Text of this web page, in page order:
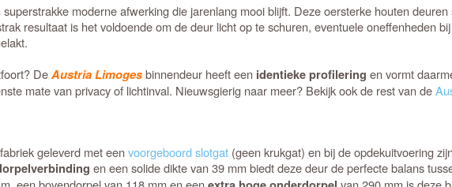
moderne afwerking die jarenlang mooi blijft. Deze oersterke houten
resultaat is het voldoende om de deur licht op te schuren, eventuele oneffenheden
DeAustria Limogesbinnendeur heeft een identieke profilering en vormt
mate van privacy of lichtinval. Nieuwsgierig naar meer? Bekijk ook de rest van de
geleverd met eenvoorgeboord slotgat (geen krukgat) en bij de opdekuitvoering
en een solide dikte van 39 mm biedt deze deur de perfecte balans